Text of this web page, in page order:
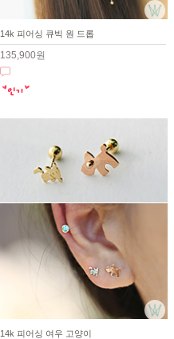
14k 피어싱 큐빅 원 드롭
135,900원
14k 피어싱 여우 고양이